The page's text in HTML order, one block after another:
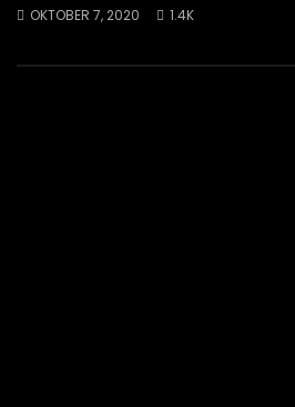
OKTOBER 7, 2020 1.4K